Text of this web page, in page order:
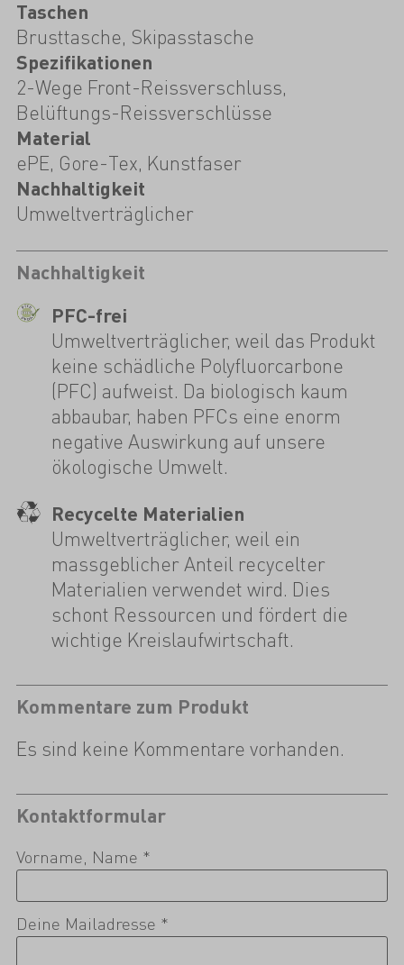
Taschen
Brusttasche, Skipasstasche
Spezifikationen
2-Wege Front-Reissverschluss,
Belüftungs-Reissverschlüsse
Material
ePE, Gore-Tex, Kunstfaser
Nachhaltigkeit
Umweltverträglicher
Nachhaltigkeit
PFC-frei
Umweltverträglicher, weil das Produkt
keine schädliche Polyfluorcarbone
(PFC) aufweist. Da biologisch kaum
abbaubar, haben PFCs eine enorm
negative Auswirkung auf unsere
ökologische Umwelt.
Recycelte Materialien
Umweltverträglicher, weil ein
massgeblicher Anteil recycelter
Materialien verwendet wird. Dies
schont Ressourcen und fördert die
wichtige Kreislaufwirtschaft.
Kommentare zum Produkt
Es sind keine Kommentare vorhanden.
Kontaktformular
Vorname, Name *
Deine Mailadresse *